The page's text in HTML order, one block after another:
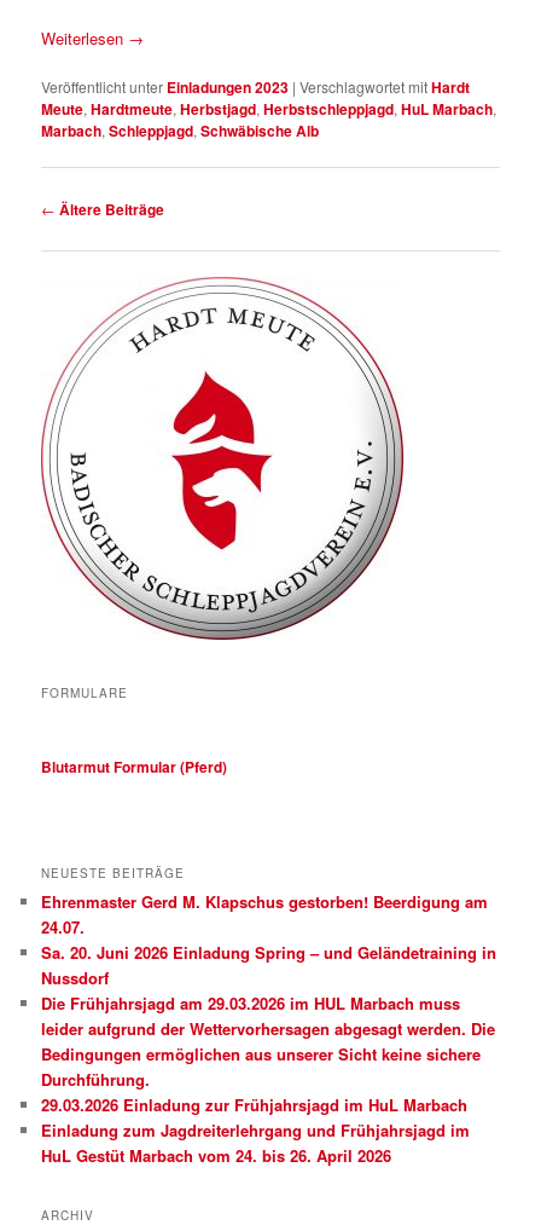
Weiterlesen →
Veröffentlicht unter Einladungen 2023 |Verschlagwortet mitHardt
Meute,Hardtmeute,Herbstjagd,Herbstschleppjagd,HuL Marbach,
Marbach,Schleppjagd,Schwäbische Alb
Beitragsnavigation
← Ältere Beiträge
FORMULARE
Blutarmut Formular (Pferd)
NEUESTE BEITRÄGE
Ehrenmaster Gerd M. Klapschus gestorben! Beerdigung am
24.07.
Sa. 20. Juni 2026 Einladung Spring – und Geländetraining in
Nussdorf
Die Frühjahrsjagd am 29.03.2026 im HUL Marbach muss
leider aufgrund der Wettervorhersagen abgesagt werden. Die
Bedingungen ermöglichen aus unserer Sicht keine sichere
Durchführung.
29.03.2026 Einladung zur Frühjahrsjagd im HuL Marbach
Einladung zum Jagdreiterlehrgang und Frühjahrsjagd im
HuL Gestüt Marbach vom 24. bis 26. April 2026
ARCHIV